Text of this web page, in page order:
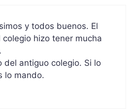
y todos buenos. El
hizo tener mucha
del antiguo colegio. Si lo
lo mando.